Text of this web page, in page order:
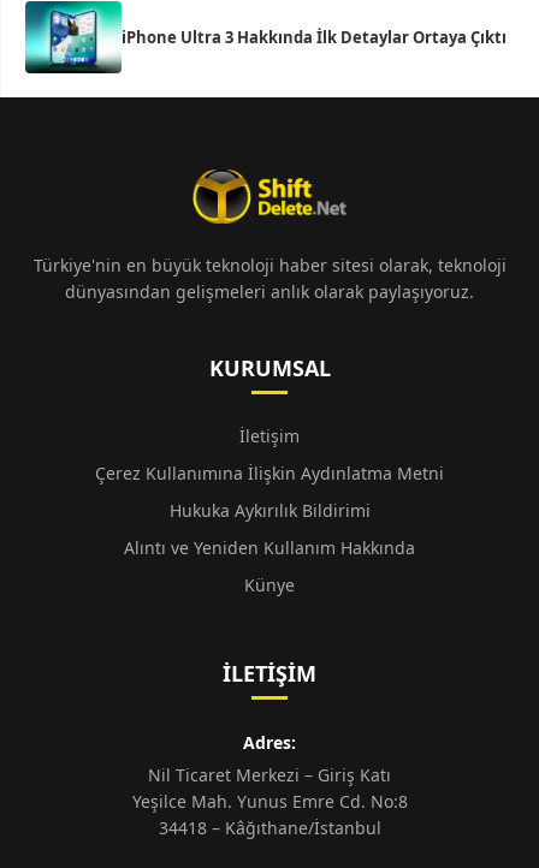
iPhone Ultra 3 Hakkında İlk Detaylar Ortaya Çıktı
Türkiye'nin en büyük teknoloji haber sitesi olarak, teknoloji
dünyasından gelişmeleri anlık olarak paylaşıyoruz.
KURUMSAL
İletişim
Çerez Kullanımına İlişkin Aydınlatma Metni
Hukuka Aykırılık Bildirimi
Alıntı ve Yeniden Kullanım Hakkında
Künye
İLETIŞIM
Adres:
Nil Ticaret Merkezi – Giriş Katı
Yeşilce Mah. Yunus Emre Cd. No:8
34418 – Kâğıthane/İstanbul